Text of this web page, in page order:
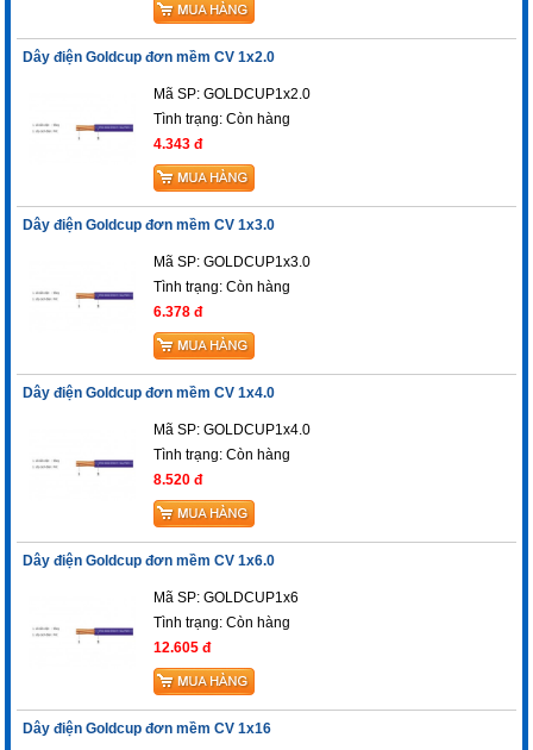
Dây điện Goldcup đơn mềm CV 1x2.0
Mã SP: GOLDCUP1x2.0
Tình trạng:Còn hàng
4.343 đ
Dây điện Goldcup đơn mềm CV 1x3.0
Mã SP: GOLDCUP1x3.0
Tình trạng:Còn hàng
6.378 đ
Dây điện Goldcup đơn mềm CV 1x4.0
Mã SP: GOLDCUP1x4.0
Tình trạng:Còn hàng
8.520 đ
Dây điện Goldcup đơn mềm CV 1x6.0
Mã SP: GOLDCUP1x6
Tình trạng:Còn hàng
12.605 đ
Dây điện Goldcup đơn mềm CV 1x16